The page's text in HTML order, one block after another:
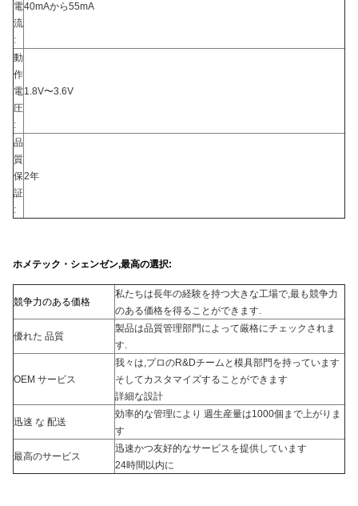
電
流
:
40mAから55mA
動
作
電
圧
:
1.8V〜3.6V
品
質
保
証
:
2年
ホメテック・シェンゼン,最高の選択:
競争力のある価格
私たちは長年の経験を持つ大きな工場で,最も競争力
のある価格を得ることができます.
優れた 品質
製品は品質管理部門によって厳格にチェックされま
す.
OEM サービス
我々は,プロのR&Dチームと模具部門を持っています
そしてカスタマイズすることができます
詳細な設計
迅速 な 配送
効率的な管理により 週生産量は1000個まで上がりま
す
最高のサービス
迅速かつ友好的なサービスを提供しています
24時間以内に